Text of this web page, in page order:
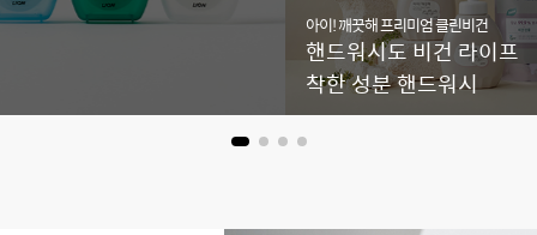
아이! 깨끗해 프리미엄 클린비건